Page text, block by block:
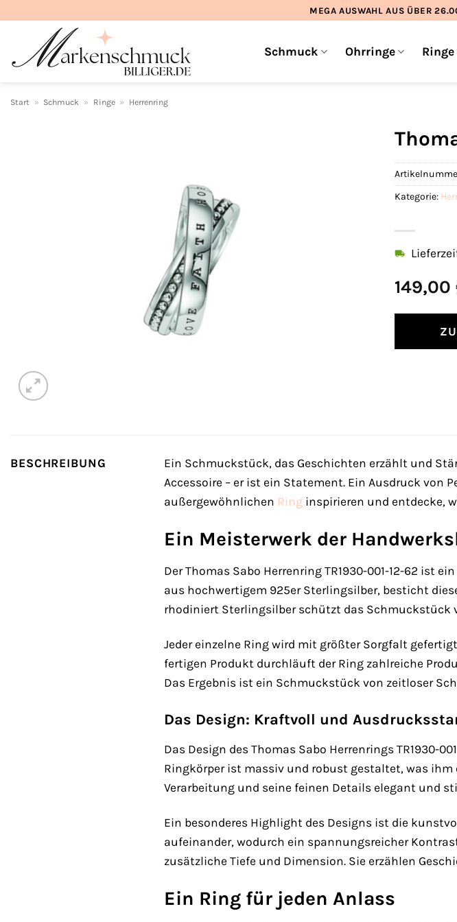
springen
MEGA AUSWAHL AUS ÜBER
Schmuck Ohrringe Ringe
Start » Schmuck » Ringe » Herrenring
149,00
Kategorie:
BESCHREIBUNG Ein Schmuckstück, das Geschichten erzählt und
Accessoire – er ist ein Statement. Ein Ausdruck von
außergewöhnlichen Ring inspirieren und entdecke,
Ein Meisterwerk der
Der Thomas Sabo Herrenring TR1930-001-12-62 ist
aus hochwertigem 925er Sterlingsilber, besticht
rhodiniert Sterlingsilber schützt das Schmuckstück
Jeder einzelne Ring wird mit größter Sorgfalt
fertigen Produkt durchläuft der Ring zahlreiche
Das Ergebnis ist ein Schmuckstück von zeitloser
Das Design: Kraftvoll und
Das Design des Thomas Sabo Herrenrings TR1930-
Ringkörper ist massiv und robust gestaltet, was
Verarbeitung und seine feinen Details elegant und
Ein besonderes Highlight des Designs ist die
aufeinander, wodurch ein spannungsreicher
zusätzliche Tiefe und Dimension. Sie erzählen
Ein Ring für jeden Anlass